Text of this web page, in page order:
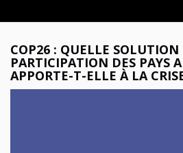
ACTION
COP26 : QUELLE SOLUTION
PARTICIPATION DES PAYS
APPORTE-T-ELLE À LA